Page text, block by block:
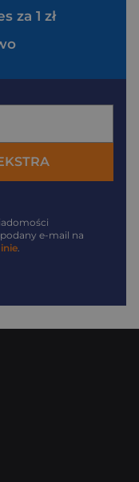
za 1 zł
e-mail na
.